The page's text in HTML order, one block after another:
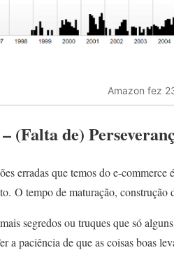
Amazon fez
(Falta de)
erradas que temos do e-
O tempo de maturação, construção
segredos ou truques que só
a paciência de que as coisas boas